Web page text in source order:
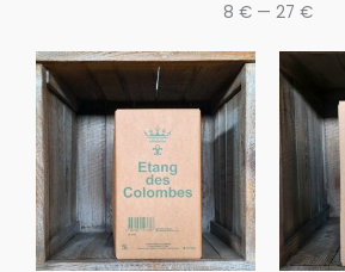
8 €— 27 €